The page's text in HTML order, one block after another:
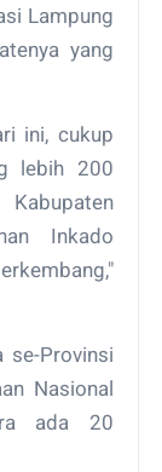
Lampung
yang
ini, cukup
lebih 200
Inkado
se-Provinsi
Nasional
ada 20